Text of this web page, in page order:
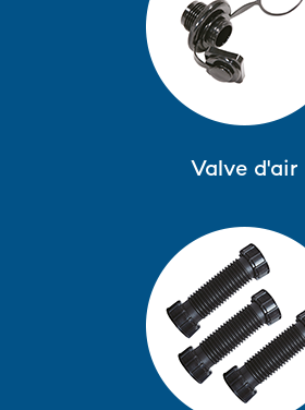
Valve d'air